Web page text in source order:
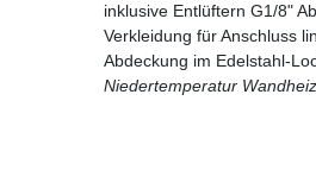
inklusive Entlüftern G1/8"
Verkleidung für Anschluss
Abdeckung im Edelstahl-
Niedertemperatur